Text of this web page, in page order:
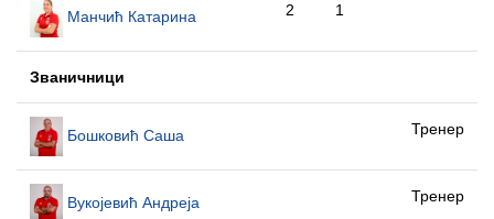
Манчић Катарина 2 1
Званичници
Бошковић Саша Тренер
Вукојевић Андреја Тренер